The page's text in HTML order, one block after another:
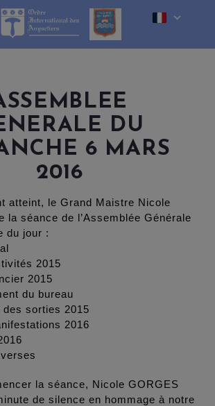
DU
6 MARS
2016
atteint, le Grand Maistre Nicole
la séance de l’Assemblée Générale
du jour :
2015
2015
du bureau
sorties 2015
2016
la séance, Nicole GORGES
de silence en hommage à notre